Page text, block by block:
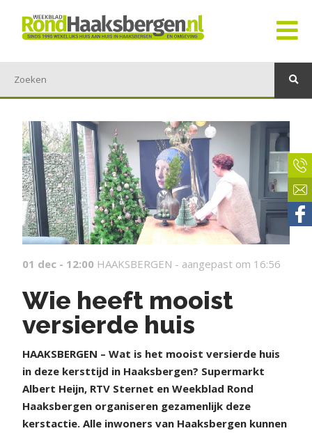
01 dec - 12:00 HAAKSBERGEN - aangepast om 16:56
Wie heeft mooist
versierde huis
HAAKSBERGEN – Wat is het mooist versierde huis
in deze kersttijd in Haaksbergen? Supermarkt
Albert Heijn, RTV Sternet en Weekblad Rond
Haaksbergen organiseren gezamenlijk deze
kerstactie. Alle inwoners van Haaksbergen kunnen